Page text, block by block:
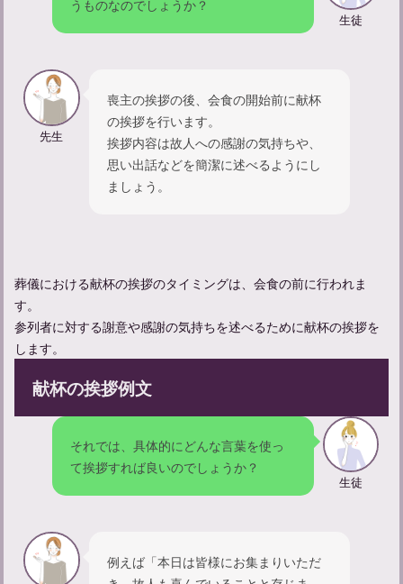
出棺の際の見送り方：適切なマナーと心構えについて
出棺時にクラクションを鳴らす意味とは？葬儀のマナーもご紹介
うものなのでしょうか？
生徒
先生
喪主の挨拶の後、会食の開始前に献杯
の挨拶を行います。
挨拶内容は故人への感謝の気持ちや、
思い出話などを簡潔に述べるようにし
ましょう。
葬儀における献杯の挨拶のタイミングは、会食の前に行われま
す。
参列者に対する謝意や感謝の気持ちを述べるために献杯の挨拶を
します。
献杯の挨拶例文
それでは、具体的にどんな言葉を使っ
て挨拶すれば良いのでしょうか？
生徒
例えば「本日は皆様にお集まりいただ